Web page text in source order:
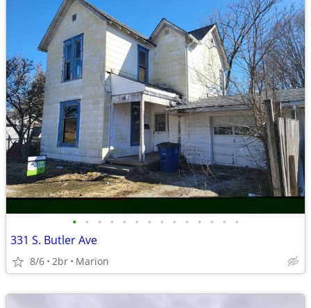
• • • • • • • • • • • • • •
331 S. Butler Ave
8/6 2br Marion